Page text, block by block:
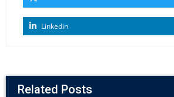
Linkedin
Related Posts